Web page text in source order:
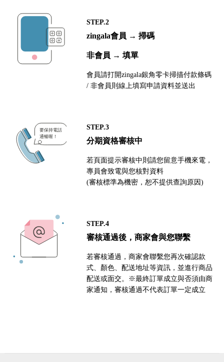
STEP.2
zingala會員 → 掃碼
非會員 → 填單
會員請打開zingala銀角零卡掃描付款條碼
/ 非會員則線上填寫申請資料並送出
STEP.3
分期資格審核中
若頁面提示審核中則請您留意手機來電，
專員會致電與您核對資料
(審核標準為機密，恕不提供查詢原因)
STEP.4
審核通過後，商家會與您聯繫
若審核通過，商家會聯繫您再次確認款
式、顏色、配送地址等資訊，並進行商品
配送或面交。※最終訂單成立與否須由商
家通知，審核通過不代表訂單一定成立